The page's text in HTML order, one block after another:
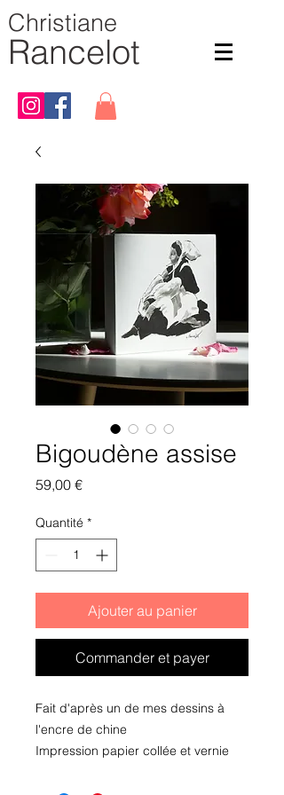
Christiane
Rancelot
Bigoudène assise
59,00 €Prix
Quantité *
Ajouter au panier
Commander et payer
Fait d'après un de mes dessins à
l'encre de chine
Impression papier collée et vernie